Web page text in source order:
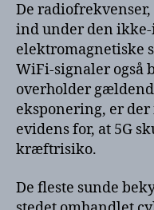
De radiofrekvenser,
ind under den
elektromagnetiske
WiFi-signaler også
overholder
eksponering, er
evidens for, at 5G
kræftrisiko.
De fleste sunde